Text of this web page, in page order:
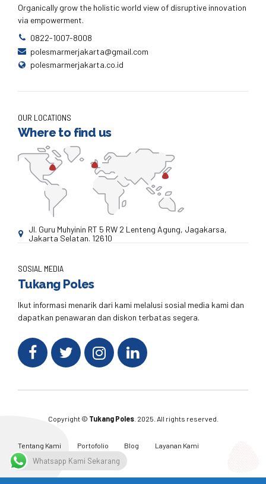
Organically grow the holistic world view of disruptive innovation
via empowerment.
0822-1007-8008
polesmarmerjakarta@gmail.com
polesmarmerjakarta.co.id
OUR LOCATIONS
Where to find us
Jl. Guru Muhyinin RT 5 RW 2 Lenteng Agung, Jagakarsa,
Jakarta Selatan. 12610
SOSIAL MEDIA
Tukang Poles
Ikut informasi menarik dari kami melalusi sosial media kami dan
dapatkan penawaran dan diskon terbatas segera.
Copyright © Tukang Poles. 2025. All rights reserved.
Tentang Kami Portofolio Blog
Layanan Kami
Kontak Kami
Whatsapp Kami Sekarang